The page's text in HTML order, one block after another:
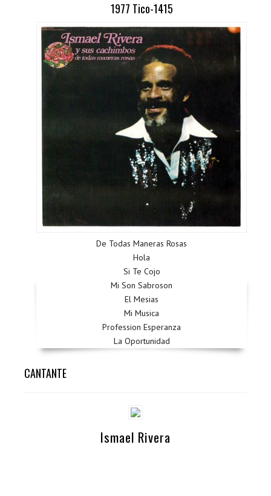
1977 Tico-1415
De Todas Maneras Rosas
Hola
Si Te Cojo
Mi Son Sabroson
El Mesias
Mi Musica
Profession Esperanza
La Oportunidad
CANTANTE
Ismael Rivera